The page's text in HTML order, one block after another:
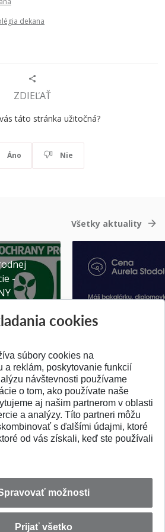
dekana
ZDIEĽAŤ
táto stránka užitočná?
Áno Nie
Všetky aktuality
-
Pridané 07.07.2026
SPÄŤ NA VRCH
cookies
súbory cookies na
a reklám, poskytovanie funkcií
návštevnosti používame
o tom, ako používate naše
aj našim partnerom v oblasti
a analýzy. Títo partneri môžu
s ďalšími údajmi, ktoré
od vás získali, keď ste používali
možnosti
Prijať všetko